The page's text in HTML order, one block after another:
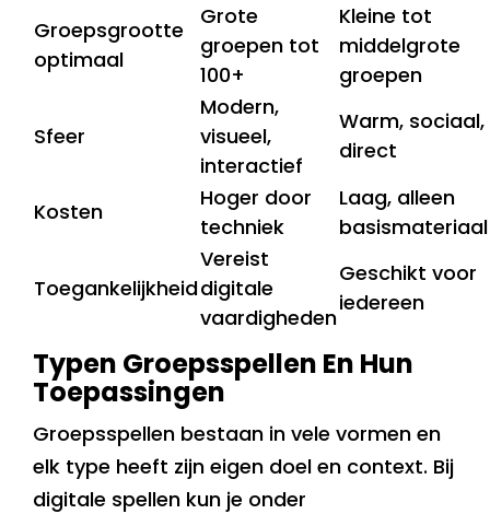
Groepsgrootte
optimaal
Grote
groepen tot
100+
Kleine tot
middelgrote
groepen
Sfeer
Modern,
visueel,
interactief
Warm, sociaal,
direct
Kosten
Hoger door
techniek
Laag, alleen
basismateriaal
Toegankelijkheid
Vereist
digitale
vaardigheden
Geschikt voor
iedereen
Typen Groepsspellen En Hun
Toepassingen
Groepsspellen bestaan in vele vormen en
elk type heeft zijn eigen doel en context. Bij
digitale spellen kun je onder